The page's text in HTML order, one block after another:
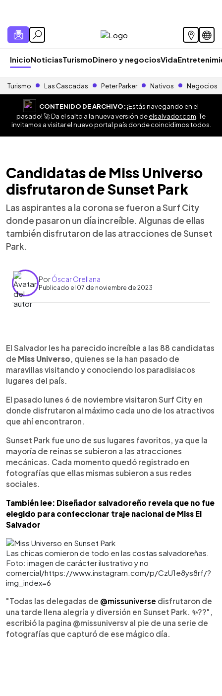
InicioNoticiasTurismoDinero y negociosVida
Turismo Las Cascadas Peter Parker Nativos Negocios
CONTENIDO DE ARCHIVO:¡Estás navegando en el
pasado! 🚀 Da el salto a la nueva versión deelsalvador.com . Te
invitamos a visitar el nuevo portal país donde coincidimos todos.
Candidatas de Miss Universo
disfrutaron de Sunset Park
Las aspirantes a la corona se fueron a Surf City
donde pasaron un día increíble. Algunas de ellas
también disfrutaron de las atracciones de Sunset
Park.
PorÓscar Orellana
Publicado el 07 de noviembre de 2023
Escuchar artículo
El Salvador les ha parecido increíble a las 88 candidatas
de Miss Universo, quienes se la han pasado de
maravillas visitando y conociendo los paradisiacos
lugares del país.
El pasado lunes 6 de noviembre visitaron Surf City en
donde disfrutaron al máximo cada uno de los atractivos
que ahí encontraron.
Sunset Park fue uno de sus lugares favoritos, ya que la
mayoría de reinas se subieron a las atracciones
mecánicas. Cada momento quedó registrado en
fotografías que ellas mismas subieron a sus redes
sociales.
También lee: Diseñador salvadoreño revela que no fue
elegido para confeccionar traje nacional de Miss El
Salvador
Las chicas comieron de todo en las costas salvadoreñas.
Foto: imagen de carácter ilustrativo y no
comercial/https://www.instagram.com/p/CzU1e8ys8rf/?
img_index=6
"Todas las delegadas de @missuniverse disfrutaron de
una tarde llena alegría y diversión en Sunset Park. ✨?‍?",
escribió la pagina @missuniversv al pie de una serie de
fotografías que capturó de ese mágico día.